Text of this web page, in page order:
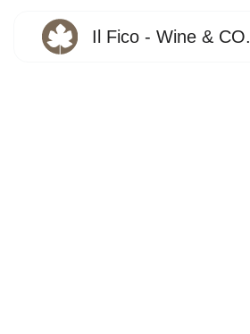
Il Fico - Wine & CO.